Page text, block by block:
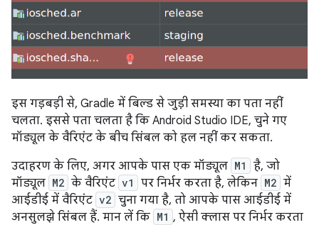
इस गड़बड़ी से, Gradle में बिल्ड से जुड़ी समस्या का पता नहीं
चलता. इससे पता चलता है कि Android Studio IDE, चुने गए
मॉड्यूल के वैरिएंट के बीच सिंबल को हल नहीं कर सकता.
उदाहरण के लिए, अगर आपके पास एक मॉड्यूल M1
है, जो
मॉड्यूल M2 के वैरिएंट v1 पर निर्भर करता है, लेकिन M2 में
आईडीई में वैरिएंट v2 चुना गया है, तो आपके पास आईडीई में
अनसुलझे सिंबल हैं. मान लें कि M1 , ऐसी क्लास पर निर्भर करता